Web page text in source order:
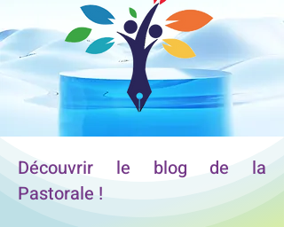
Découvrir le blog de la
Pastorale !